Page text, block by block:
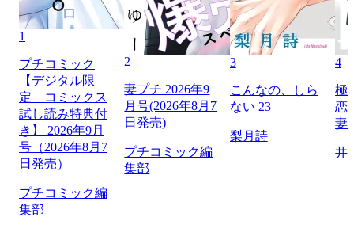
1
プチコミック
【デジタル限
定 コミックス
試し読み特典付
き】 2026年9月
号（2026年8月7
日発売）
プチコミック編
集部
2
妻プチ 2026年9
月号(2026年8月7
日発売)
プチコミック編
集部
3
こんなの、しら
ない 23
梨月詩
4
極
恋
妻
井